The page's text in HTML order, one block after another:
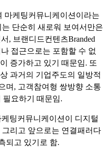
마케팅커뮤니케이션이라는
단순히 새로워 보여서만은
, 브랜디드컨텐츠Branded
접근으로는 포함할 수 없
증가하고 있기 때문임. 또
과거의 기업주도의 일방적
며, 고객참여형 쌍방향 소통
필요하기 때문임.
팅커뮤니케이션이 디지털
리고 앞으로는 연결패러다
되고 있기로 함.